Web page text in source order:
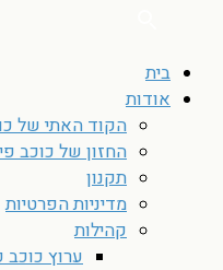
בית
אודות
הקוד האתי של
החזון של כוכב
תקנון
מדיניות הפרטיות
קהילות
ערוץ כוכב